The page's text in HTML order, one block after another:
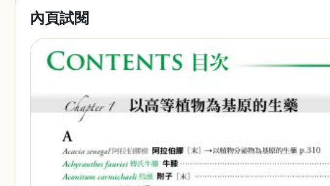
內頁試閱